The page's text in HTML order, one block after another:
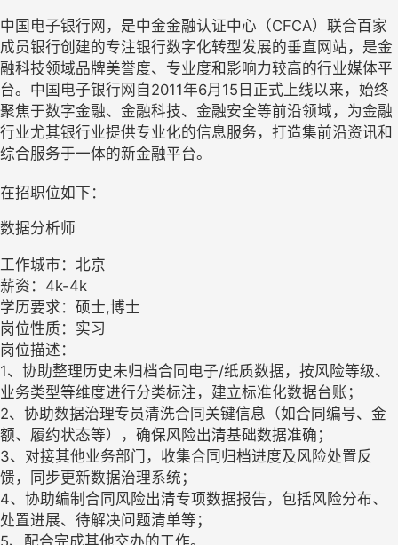
中国电子银行网，是中金金融认证中心（CFCA）联合百家
成员银行创建的专注银行数字化转型发展的垂直网站，是金
融科技领域品牌美誉度、专业度和影响力较高的行业媒体平
台。中国电子银行网自2011年6月15日正式上线以来，始终
聚焦于数字金融、金融科技、金融安全等前沿领域，为金融
行业尤其银行业提供专业化的信息服务，打造集前沿资讯和
综合服务于一体的新金融平台。
在招职位如下：
数据分析师
工作城市：北京
薪资：4k-4k
学历要求：硕士,博士
岗位性质：实习
岗位描述：
1、协助整理历史未归档合同电子/纸质数据，按风险等级、
业务类型等维度进行分类标注，建立标准化数据台账；
2、协助数据治理专员清洗合同关键信息（如合同编号、金
额、履约状态等），确保风险出清基础数据准确；
3、对接其他业务部门，收集合同归档进度及风险处置反
馈，同步更新数据治理系统；
4、协助编制合同风险出清专项数据报告，包括风险分布、
处置进展、待解决问题清单等；